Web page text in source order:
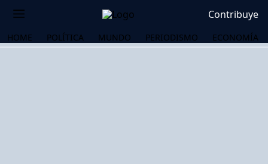
Contribuye
HOME POLÍTICA MUNDO PERIODISMO ECONOMÍA